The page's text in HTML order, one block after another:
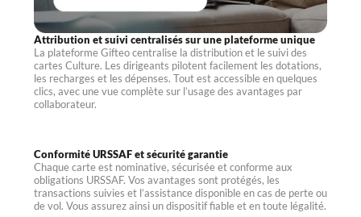
Attribution et suivi centralisés sur une plateforme unique
La plateforme Gifteo centralise la distribution et le suivi des
cartes Culture. Les dirigeants pilotent facilement les dotations,
les recharges et les dépenses. Tout est accessible en quelques
clics, avec une vue complète sur l’usage des avantages par
collaborateur.
Conformité URSSAF et sécurité garantie
Chaque carte est nominative, sécurisée et conforme aux
obligations URSSAF. Vos avantages sont protégés, les
transactions suivies et l’assistance disponible en cas de perte ou
de vol. Vous assurez ainsi un dispositif fiable et en toute légalité.